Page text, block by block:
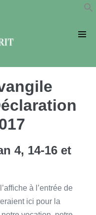
4, 14-16 et
à l’entrée de
ici pour la